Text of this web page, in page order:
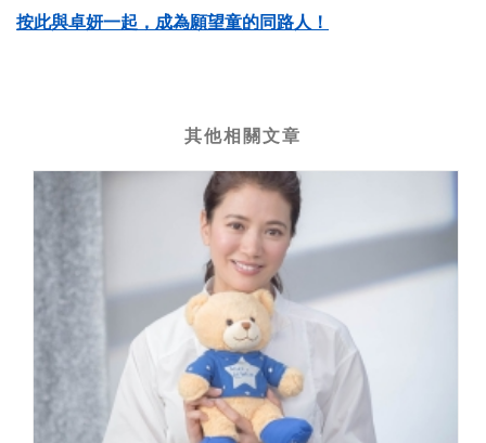
按此與卓妍一起，成為願望童的同路人！
其他相關文章